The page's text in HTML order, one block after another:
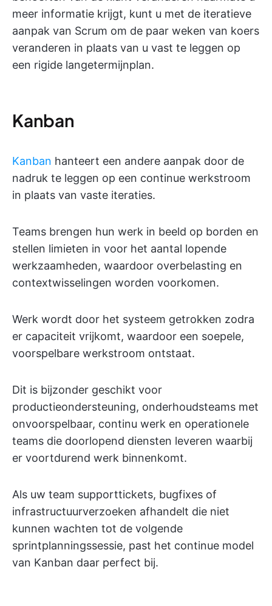
meer informatie krijgt, kunt u met de iteratieve
aanpak van Scrum om de paar weken van koers
veranderen in plaats van u vast te leggen op
een rigide langetermijnplan.
Kanban
Kanban hanteert een andere aanpak door de
nadruk te leggen op een continue werkstroom
in plaats van vaste iteraties.
Teams brengen hun werk in beeld op borden en
stellen limieten in voor het aantal lopende
werkzaamheden, waardoor overbelasting en
contextwisselingen worden voorkomen.
Werk wordt door het systeem getrokken zodra
er capaciteit vrijkomt, waardoor een soepele,
voorspelbare werkstroom ontstaat.
Dit is bijzonder geschikt voor
productieondersteuning, onderhoudsteams met
onvoorspelbaar, continu werk en operationele
teams die doorlopend diensten leveren waarbij
er voortdurend werk binnenkomt.
Als uw team supporttickets, bugfixes of
infrastructuurverzoeken afhandelt die niet
kunnen wachten tot de volgende
sprintplanningssessie, past het continue model
van Kanban daar perfect bij.